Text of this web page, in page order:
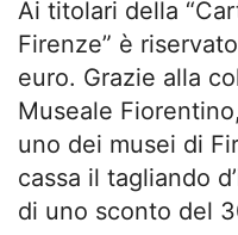
Ai titolari della
Firenze” è
euro. Grazie alla
Museale
uno dei musei di
cassa il tagliando
di uno sconto del